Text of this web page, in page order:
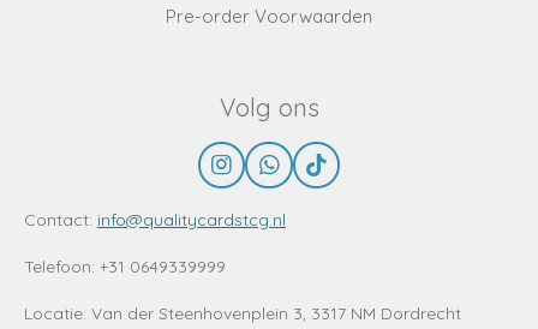
Pre-order Voorwaarden
Volg ons
I
n
s
a
W
h
a
p
T
i
Contact: info@qualitycardstcg.nl
Telefoon: +31 0649339999
Locatie: Van der Steenhovenplein 3, 3317 NM Dordrecht